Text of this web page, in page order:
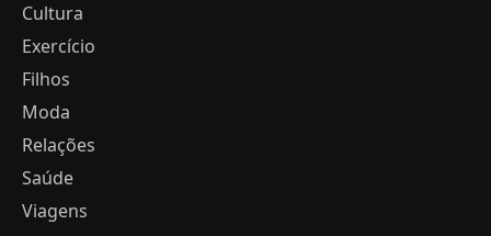
Cultura
Exercício
Filhos
Moda
Relações
Saúde
Viagens